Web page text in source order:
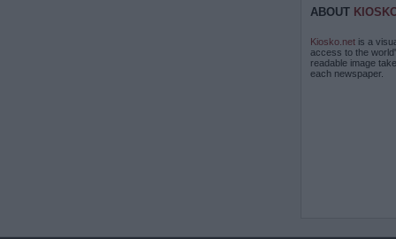
ABOUT
Kiosko.net is a
access to the
readable image
each newspaper.